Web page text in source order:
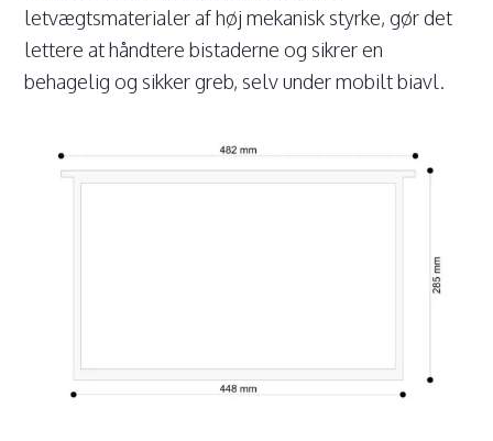
letvægtsmaterialer af høj mekanisk styrke, gør det
lettere at håndtere bistaderne og sikrer en
behagelig og sikker greb, selv under mobilt biavl.